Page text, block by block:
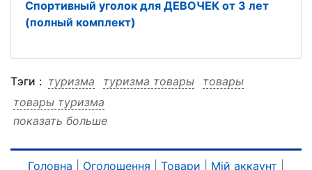
Спортивный уголок для ДЕВОЧЕК от 3 лет
(полный комплект)
Тэги : туризма туризма товары
товары
товары туризма
показать больше
Головна Оголошення Товари Мій аккаунт